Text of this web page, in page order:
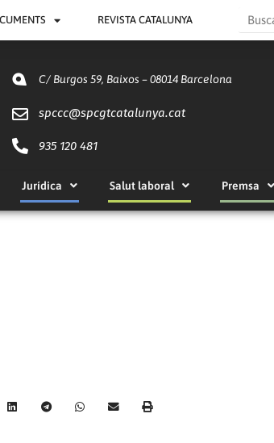
REVISTA CATALUNYA Search
C/ Burgos 59, Baixos – 08014 Barcelona
spccc@spcgtcatalunya.cat
935 120 481
Jurídica Salut laboral Premsa